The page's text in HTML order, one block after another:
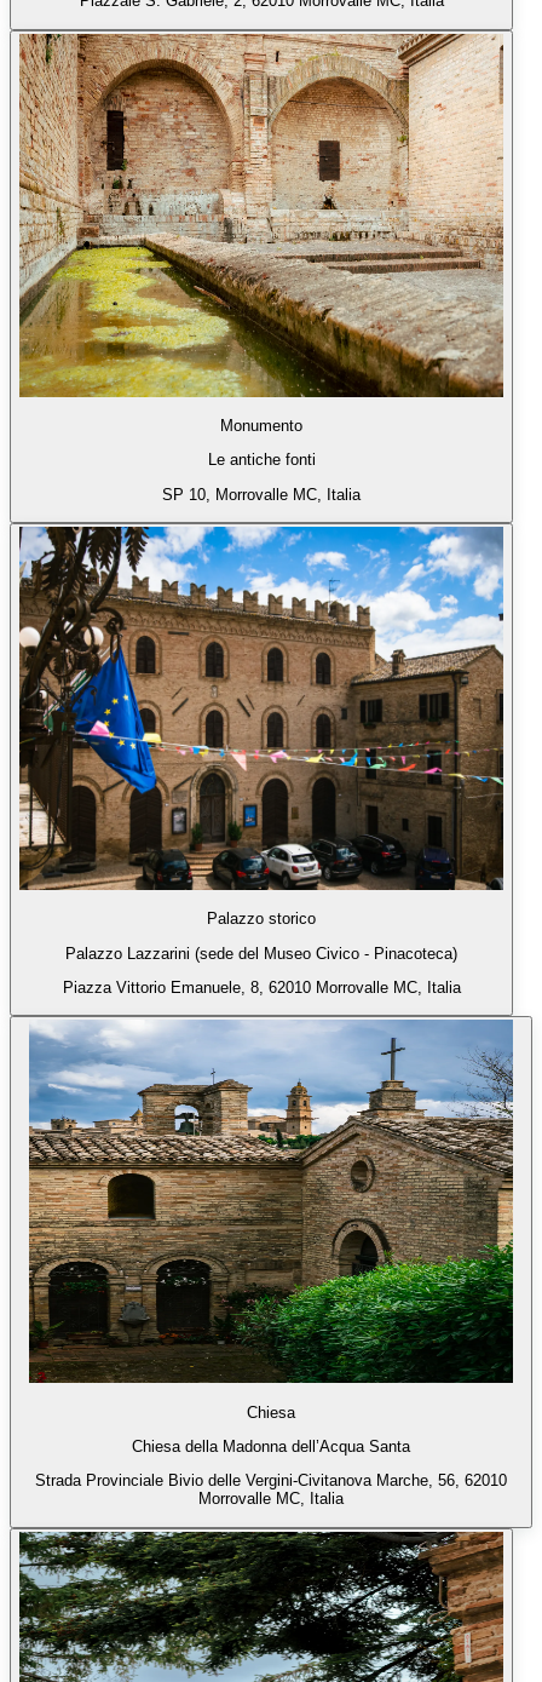
Monumento
Le antiche fonti
SP 10, Morrovalle MC, Italia
Palazzo storico
Palazzo Lazzarini (sede del Museo Civico - Pinacoteca)
Piazza Vittorio Emanuele, 8, 62010 Morrovalle MC, Italia
Chiesa
Chiesa della Madonna dell’Acqua Santa
Strada Provinciale Bivio delle Vergini-Civitanova Marche, 56, 62010
Morrovalle MC, Italia